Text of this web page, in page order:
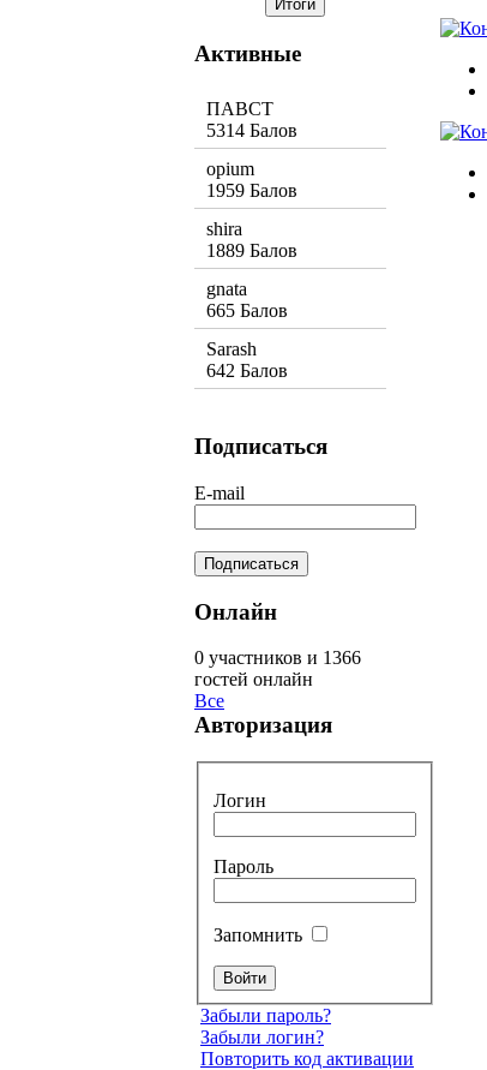
Активные
ПАВСТ
5314 Балов
opium
1959 Балов
shira
1889 Балов
gnata
665 Балов
Sarash
642 Балов
Подписаться
E-mail
Онлайн
0 участников и 1366
гостей онлайн
Все
Авторизация
Логин
Пароль
Запомнить
Забыли пароль?
Забыли логин?
Повторить код активации